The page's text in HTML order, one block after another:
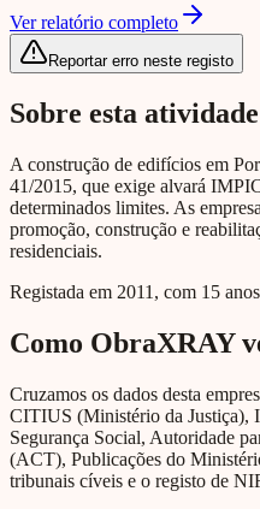
Ver relatório completo
Reportar erro neste registo
Sobre esta atividade
A construção de edifícios em
41/2015, que exige alvará
determinados limites. As
promoção, construção e
residenciais.
Registada em 2011, com 15
Como ObraXRAY
Cruzamos os dados desta
CITIUS (Ministério da Justiça),
Segurança Social, Autoridade
(ACT), Publicações do
tribunais cíveis e o registo de